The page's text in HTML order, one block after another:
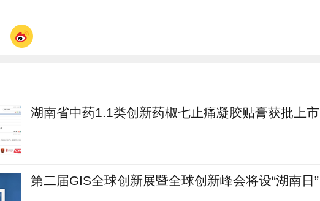
湖南省中药1.1类创新药椒七止痛凝胶贴膏获批上市
第二届GIS全球创新展暨全球创新峰会将设“湖南日”